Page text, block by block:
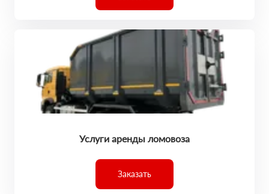
Услуги аренды ломовоза
Заказать